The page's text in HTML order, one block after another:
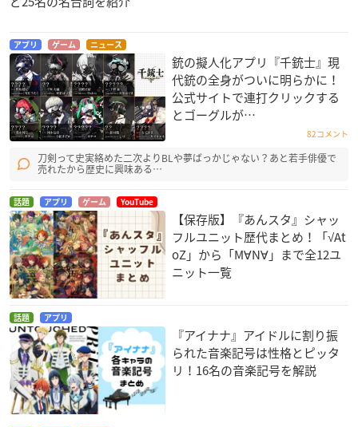
アプリ ゲーム ニュース
銃の擬人化アプリ『千銃士』現
代銃の全身がついに明らかに！
公式サイトで連打クリックする
とゴーグルが…
82コメント
刀剣って史実絡めた二次よりBLや夢ばっかじゃない？あと若手俳優で
売れたから歴史に興味ある…
話題 アプリ ゲーム YouTube
【保存版】『あんスタ』シャッ
フルユニット歴代まとめ！「√At
oZ」から「M∀N∀」まで全12ユ
ニット一覧
話題 アプリ
『アイナナ』アイドルに割り振
られた音楽記号は性格とピッタ
リ！16名の音楽記号を解説